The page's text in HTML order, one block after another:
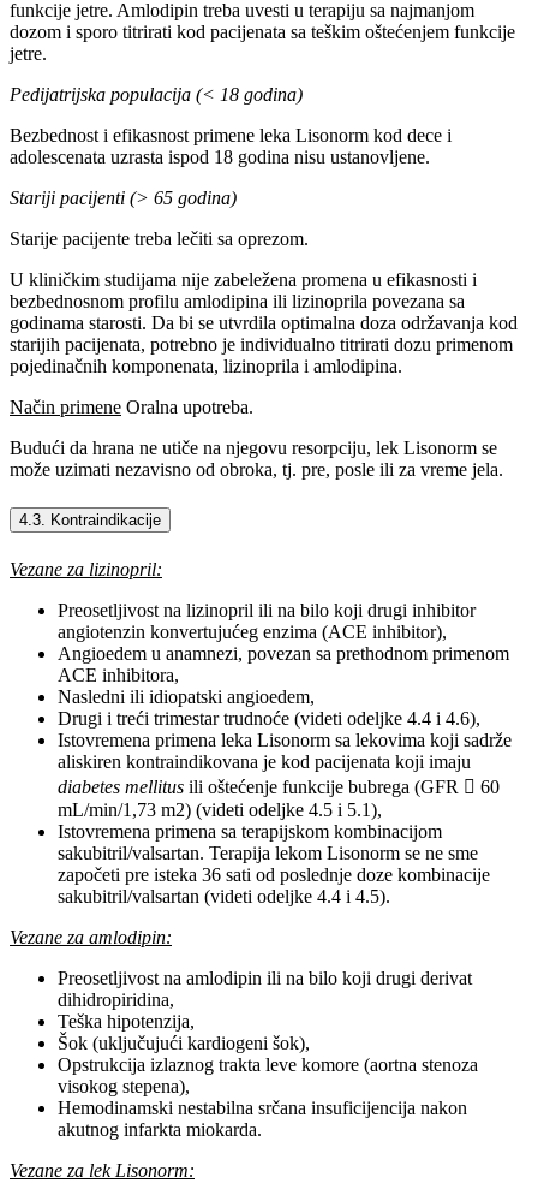
funkcije jetre. Amlodipin treba uvesti u terapiju sa najmanjom
dozom i sporo titrirati kod pacijenata sa teškim oštećenjem funkcije
jetre.
Pedijatrijska populacija (< 18 godina)
Bezbednost i efikasnost primene leka Lisonorm kod dece i
adolescenata uzrasta ispod 18 godina nisu ustanovljene.
Stariji pacijenti (> 65 godina)
Starije pacijente treba lečiti sa oprezom.
U kliničkim studijama nije zabeležena promena u efikasnosti i
bezbednosnom profilu amlodipina ili lizinoprila povezana sa
godinama starosti. Da bi se utvrdila optimalna doza održavanja kod
starijih pacijenata, potrebno je individualno titrirati dozu primenom
pojedinačnih komponenata, lizinoprila i amlodipina.
Način primene Oralna upotreba.
Budući da hrana ne utiče na njegovu resorpciju, lek Lisonorm se
može uzimati nezavisno od obroka, tj. pre, posle ili za vreme jela.
4.3. Kontraindikacije
Vezane za lizinopril:
Preosetljivost na lizinopril ili na bilo koji drugi inhibitor
angiotenzin konvertujućeg enzima (ACE inhibitor),
Angioedem u anamnezi, povezan sa prethodnom primenom
ACE inhibitora,
Nasledni ili idiopatski angioedem,
Drugi i treći trimestar trudnoće (videti odeljke 4.4 i 4.6),
Istovremena primena leka Lisonorm sa lekovima koji sadrže
aliskiren kontraindikovana je kod pacijenata koji imaju
diabetes mellitus ili oštećenje funkcije bubrega (GFR  60
mL/min/1,73 m2) (videti odeljke 4.5 i 5.1),
Istovremena primena sa terapijskom kombinacijom
sakubitril/valsartan. Terapija lekom Lisonorm se ne sme
započeti pre isteka 36 sati od poslednje doze kombinacije
sakubitril/valsartan (videti odeljke 4.4 i 4.5).
Vezane za amlodipin:
Preosetljivost na amlodipin ili na bilo koji drugi derivat
dihidropiridina,
Teška hipotenzija,
Šok (uključujući kardiogeni šok),
Opstrukcija izlaznog trakta leve komore (aortna stenoza
visokog stepena),
Hemodinamski nestabilna srčana insuficijencija nakon
akutnog infarkta miokarda.
Vezane za lek Lisonorm: